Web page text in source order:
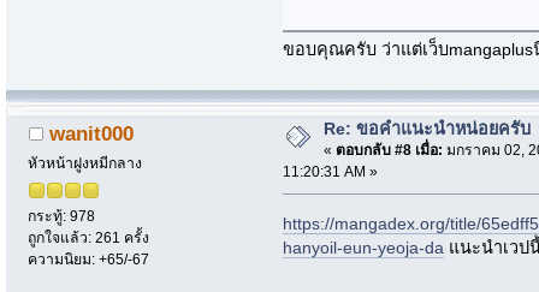
ขอบคุณครับ ว่าแต่เว็บ
wanit000
หัวหน้าฝูงหมีกลาง
กระทู้: 978
ถูกใจแล้ว: 261 ครั้ง
ความนิยม: +65/-67
Re: ขอคำแนะนำหน่อยครับ
« ตอบกลับ #8 เมื่อ: มกราคม 02,
11:20:31 AM »
https://mangadex.org/title/
hanyoil-eun-yeoja-da แนะนำเวป